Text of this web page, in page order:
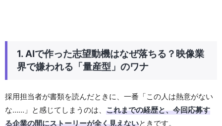
1. AIで作った志望動機はなぜ落ちる？映像業
界で嫌われる「量産型」のワナ
採用担当者が書類を読んだときに、一番「この人は熱意がない
な……」と感じてしまうのは、 これまでの経歴と、今回応募す
る企業の間にストーリーが全く見えないときです。